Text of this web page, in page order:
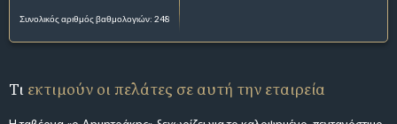
Συνολικός αριθμός βαθμολογιών: 248
Τι εκτιμούν οι πελάτες σε αυτή την εταιρεία